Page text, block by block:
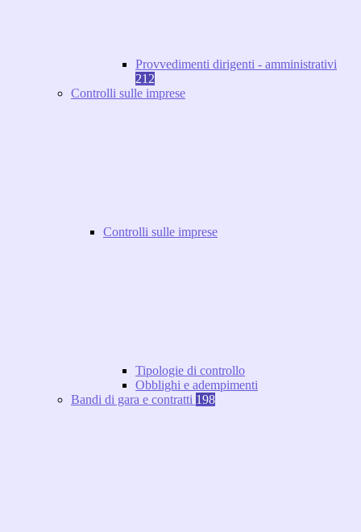
Provvedimenti dirigenti - amministrativi
212
Controlli sulle imprese
Controlli sulle imprese
Tipologie di controllo
Obblighi e adempimenti
Bandi di gara e contratti 198